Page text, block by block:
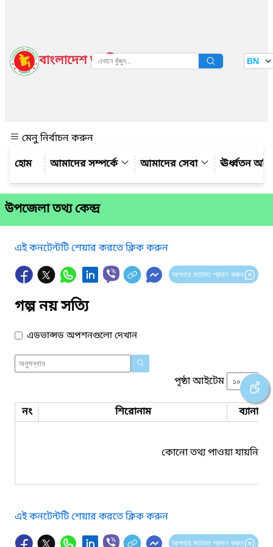
বাংলাদেশ জাতীয় তথ্য বাতায়ন BN
মেনু নির্বাচন করুন
আমাদের সম্পর্কে
আমাদের সেবা ঊর্ধ্বতন
উপজেলা তথ্য কেন্দ্র
এই কনটেন্টটি শেয়ার করতে ক্লিক করুন
আপনার মতামত প্রদান করুন
গল্প নয় সত্যি
এডভান্সড অপশনগুলো দেখান
পৃষ্ঠা আইটেম
নং শিরোনাম ব্যানার
কোনো তথ্য পাওয়া যায়নি।
এই কনটেন্টটি শেয়ার করতে ক্লিক করুন
আপনার মতামত প্রদান করুন